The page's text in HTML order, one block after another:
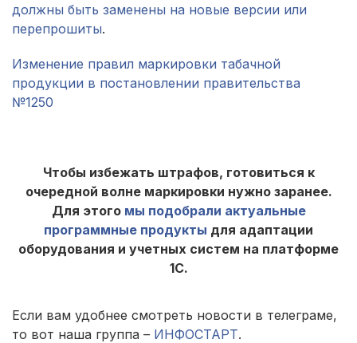
должны быть заменены на новые версии или
перепрошиты.
Изменение правил маркировки табачной
продукции в постановлении правительства
№1250
Чтобы избежать штрафов, готовиться к
очередной волне маркировки нужно заранее.
Для этого мы подобрали актуальные
программные продукты для адаптации
оборудования и учетных систем на платформе
1С.
Если вам удобнее смотреть новости в телеграме,
то вот наша группа – ИНФОСТАРТ.